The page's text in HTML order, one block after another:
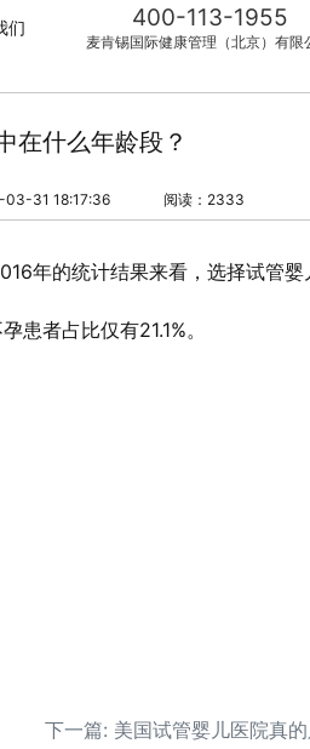
们 400-113-1955
麦肯锡国际健康管理（北京）有限
在什么年龄段？
03-31 18:17:36 阅读：2333
年的统计结果来看，选择试管婴
者占比仅有21.1%。